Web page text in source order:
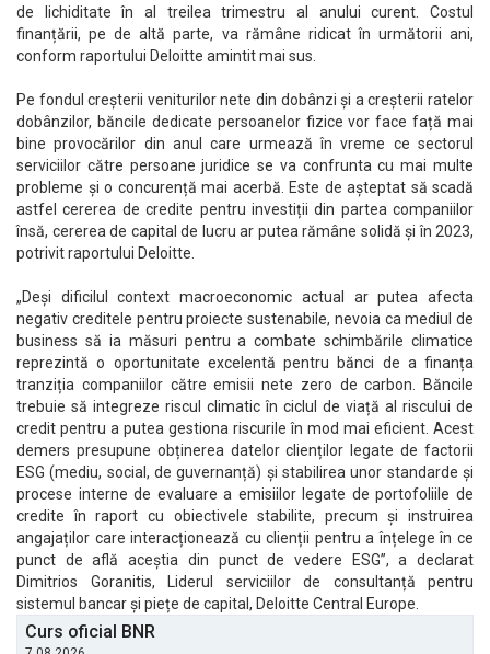
de lichiditate în al treilea trimestru al anului curent. Costul
finanțării, pe de altă parte, va rămâne ridicat în următorii ani,
conform raportului Deloitte amintit mai sus.
Pe fondul creșterii veniturilor nete din dobânzi și a creșterii ratelor
dobânzilor, băncile dedicate persoanelor fizice vor face față mai
bine provocărilor din anul care urmează în vreme ce sectorul
serviciilor către persoane juridice se va confrunta cu mai multe
probleme și o concurență mai acerbă. Este de așteptat să scadă
astfel cererea de credite pentru investiții din partea companiilor
însă, cererea de capital de lucru ar putea rămâne solidă și în 2023,
potrivit raportului Deloitte.
„Deși dificilul context macroeconomic actual ar putea afecta
negativ creditele pentru proiecte sustenabile, nevoia ca mediul de
business să ia măsuri pentru a combate schimbările climatice
reprezintă o oportunitate excelentă pentru bănci de a finanța
tranziția companiilor către emisii nete zero de carbon. Băncile
trebuie să integreze riscul climatic în ciclul de viață al riscului de
credit pentru a putea gestiona riscurile în mod mai eficient. Acest
demers presupune obținerea datelor clienților legate de factorii
ESG (mediu, social, de guvernanță) și stabilirea unor standarde și
procese interne de evaluare a emisiilor legate de portofoliile de
credite în raport cu obiectivele stabilite, precum și instruirea
angajaților care interacționează cu clienții pentru a înțelege în ce
punct de află aceștia din punct de vedere ESG”, a declarat
Dimitrios Goranitis, Liderul serviciilor de consultanță pentru
sistemul bancar și piețe de capital, Deloitte Central Europe.
Curs oficial BNR